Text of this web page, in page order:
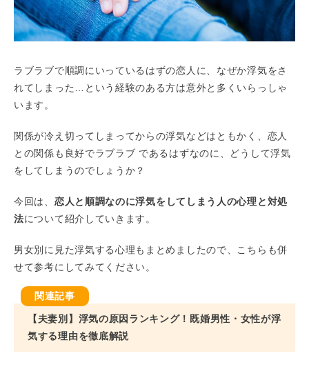
ラブラブで順調にいっているはずの恋人に、なぜか浮気をさ
れてしまった…という経験のある方は意外と多くいらっしゃ
います。
関係が冷え切ってしまってからの浮気などはともかく、恋人
との関係も良好でラブラブ であるはずなのに、どうして浮気
をしてしまうのでしょうか？
今回は、 恋人と順調なのに浮気をしてしまう人の心理と対処
法について紹介していきます。
男女別に見た浮気する心理もまとめましたので、こちらも併
せて参考にしてみてください。
【夫妻別】浮気の原因ランキング！既婚男性・女性が浮
気する理由を徹底解説